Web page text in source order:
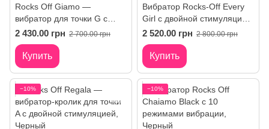
Rocks Off Giamo —
вибратор для точки G с
гибким стволом
2 430.00 грн 2 700.00 грн
Купить
Вибратор Rocks-Off Every
Girl с двойной стимуляцией
и LED-подсветкой
2 520.00 грн 2 800.00 грн
Купить
−10% −10%